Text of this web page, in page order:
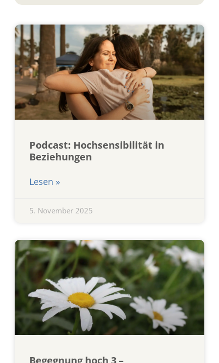
Podcast: Hochsensibilität in
Beziehungen
Lesen »
5. November 2025